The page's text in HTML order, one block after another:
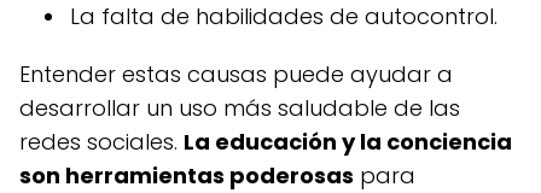
La falta de habilidades de autocontrol.
Entender estas causas puede ayudar a
desarrollar un uso más saludable de las
redes sociales. La educación y la conciencia
son herramientas poderosas para